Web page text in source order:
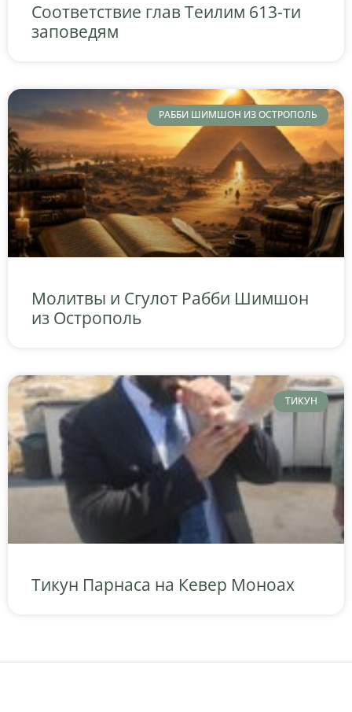
Соответствие глав Теилим 613-ти
заповедям
РАББИ ШИМШОН ИЗ ОСТРОПОЛЬ
Молитвы и Сгулот Рабби Шимшон
из Острополь
ТИКУН
Тикун Парнаса на Кевер Моноах